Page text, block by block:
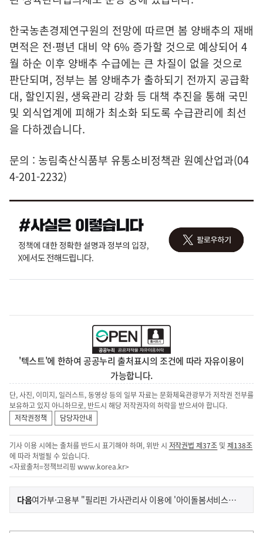
한국농촌경제연구원의 전망에 따르면 봄 양배추의 재배
면적은 전·평년 대비 약 6% 증가할 것으로 예상되어 4
월 하순 이후 양배추 수급에는 큰 차질이 없을 것으로
판단되며, 정부는 봄 양배추가 출하되기 전까지 공급확
대, 할인지원, 생육관리 강화 등 대책 추진을 통해 국민
및 외식업계에 피해가 최소화 되도록 수급관리에 최선
을 다하겠습니다.
문의 : 농림축산식품부 유통소비정책관 원예산업과(04
4-201-2232)
'텍스트'에 한하여 공공누리 출처표시의 조건에 따라 자유이용이
가능합니다.
단, 사진, 이미지, 일러스트, 동영상 등의 일부 자료는 문화체육관광부가 저작권 전부를
보유하고 있지 아니하므로, 반드시 해당 저작권자의 허락을 받으셔야 합니다.
저작권정책
담당자안내
기사 이용 시에는 출처를 반드시 표기해야 하며, 위반 시 저작권법 제37조 및제138조
에 따라 처벌될 수 있습니다.
<자료출처=정책브리핑 www.korea.kr>
이
전
다음기
사
여가부·고용부 "필리핀 가사관리사 이용에 '아이돌봄서비스' 체계 미적용"